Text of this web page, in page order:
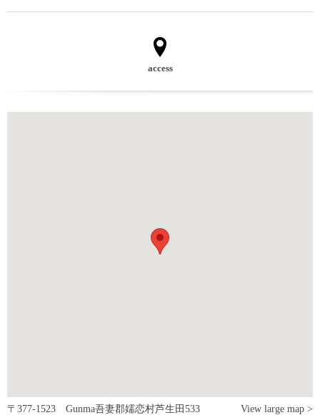
access
View large map >
〒377-1523 Gunma吾妻郡嬬恋村芦生田533